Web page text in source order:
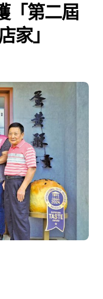
「第二屆
家」